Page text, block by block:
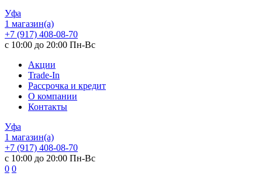
Уфа
1 магазин(а)
+7 (917) 408-08-70
с 10:00 до 20:00 Пн-Вс
Акции
Trade-In
Рассрочка и кредит
О компании
Контакты
Уфа
1 магазин(а)
+7 (917) 408-08-70
с 10:00 до 20:00 Пн-Вс
0 0